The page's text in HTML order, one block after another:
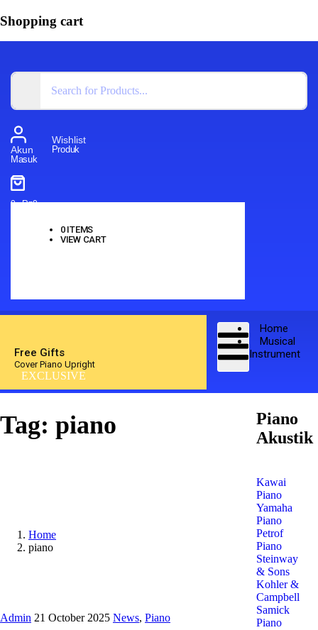
Shopping cart
Akun
Masuk
Wishlist
Produk
0-Rp0
0ITEMS
VIEW CART
Home
Musical
Instrument
Piano
Akustik
Kawai
Piano
Yamaha
Piano
Petrof
Piano
Steinway
& Sons
Kohler &
Campbell
Samick
Piano
Free Gifts
Cover Piano Upright
EXCLUSIVE
Tag: piano
Home
piano
Admin 21 October 2025 News, Piano